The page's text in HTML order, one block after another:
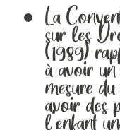
La
sur les
(1989)
à avoir
mesure
avoir des
l’enfant